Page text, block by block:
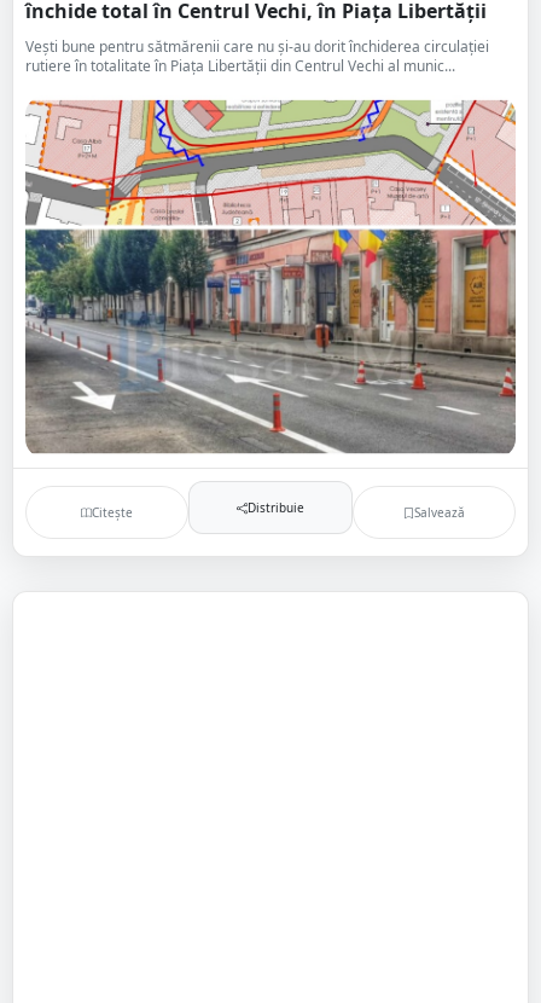
închide total în Centrul Vechi, în Piața Libertății
Vești bune pentru sătmărenii care nu și-au dorit închiderea circulației
rutiere în totalitate în Piața Libertății din Centrul Vechi al munic...
Citește Distribuie Salvează